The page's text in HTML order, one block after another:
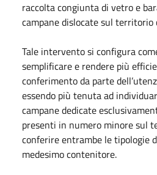
raccolta congiunta di vetro e
campane dislocate sul territorio
Tale intervento si configura
semplificare e rendere più
conferimento da parte
essendo più tenuta ad
campane dedicate
presenti in numero minore sul
conferire entrambe le tipologie
medesimo contenitore.